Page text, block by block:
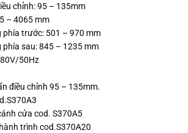
chỉnh: 95 – 135mm
– 4065 mm
phía trước: 501 – 970 mm
phía sau: 845 – 1235 mm
50Hz
điều chỉnh 95 – 135mm.
cửa cod. S370A5
trình cod.S370A20